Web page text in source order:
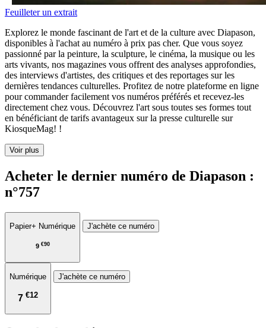
Feuilleter un extrait
Explorez le monde fascinant de l'art et de la culture avec Diapason,
disponibles à l'achat au numéro à prix pas cher. Que vous soyez
passionné par la peinture, la sculpture, le cinéma, la musique ou les
arts vivants, nos magazines vous offrent des analyses approfondies,
des interviews d'artistes, des critiques et des reportages sur les
dernières tendances culturelles. Profitez de notre plateforme en ligne
pour commander facilement vos numéros préférés et recevez-les
directement chez vous. Découvrez l'art sous toutes ses formes tout
en bénéficiant de tarifs avantageux sur la presse culturelle sur
KiosqueMag! !
Voir plus
Acheter le dernier numéro de Diapason :
n°757
Papier+ Numérique
9 €90
J'achète ce numéro
Numérique
7 €12
J'achète ce numéro